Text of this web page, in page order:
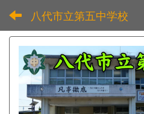
八代市立第五中学校